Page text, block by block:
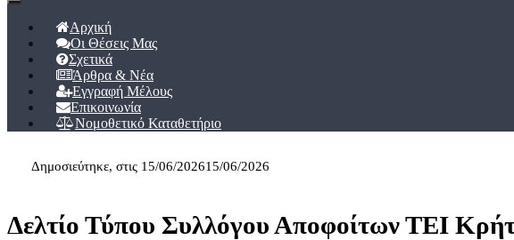
Εναλλαγή
πλοήγησης Αρχική
Οι Θέσεις Μας
Σχετικά
Άρθρα & Νέα
Εγγραφή Μέλους
Επικοινωνία
Νομοθετικό Καταθετήριο
Δημοσιεύτηκε, στις 15/06/202615/06/2026
Δελτίο Τύπου Συλλόγου Αποφοίτων ΤΕΙ